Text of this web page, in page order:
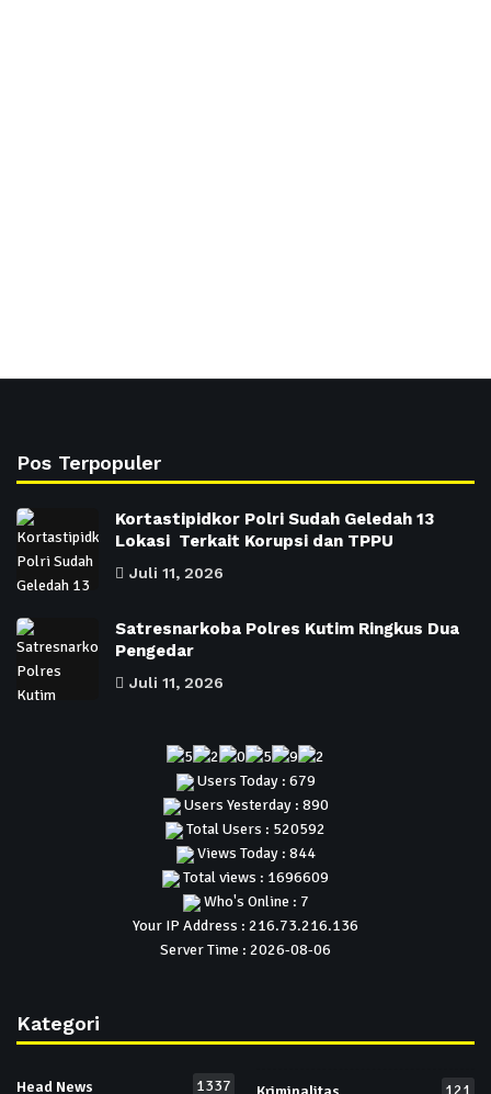
Pos Terpopuler
Kortastipidkor Polri Sudah Geledah 13
Lokasi Terkait Korupsi dan TPPU
Juli 11, 2026
Satresnarkoba Polres Kutim Ringkus Dua
Pengedar
Juli 11, 2026
Users Today : 679
Users Yesterday : 890
Total Users : 520592
Views Today : 844
Total views : 1696609
Who's Online : 7
Your IP Address : 216.73.216.136
Server Time : 2026-08-06
Kategori
Head News 1337 121